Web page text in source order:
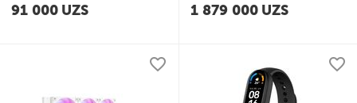
91 000 UZS 1 879 000 UZS